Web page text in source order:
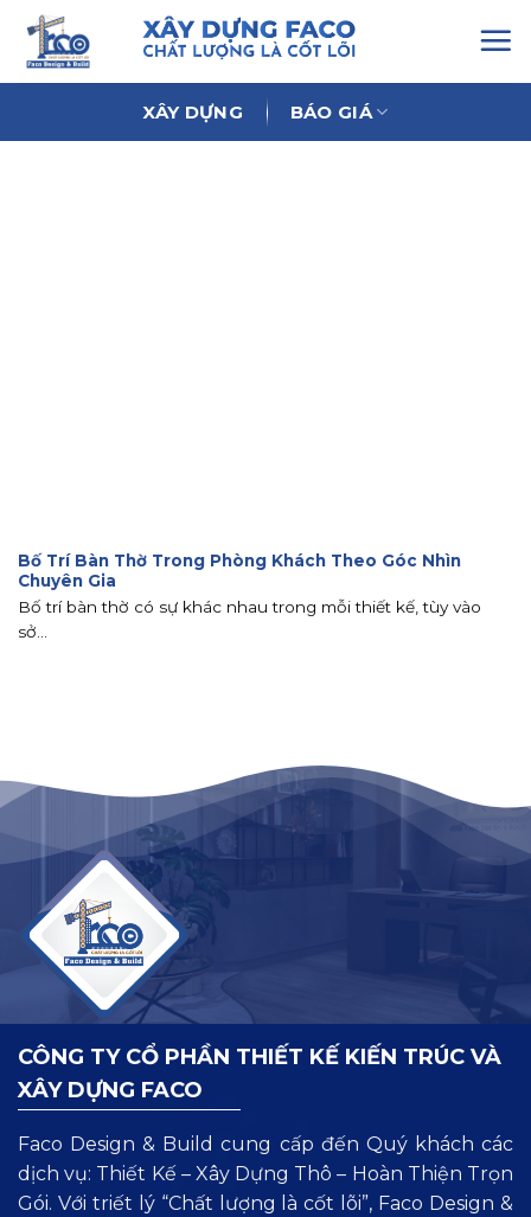
Chuyển
đến
nội
XÂY DỰNG BÁO GIÁ
Bố Trí Bàn Thờ Trong Phòng Khách Theo Góc Nhìn
Chuyên Gia
Bố trí bàn thờ có sự khác nhau trong mỗi thiết kế, tùy vào
sở...
CÔNG TY CỔ PHẦN THIẾT KẾ KIẾN TRÚC VÀ
XÂY DỰNG FACO
Faco Design & Build cung cấp đến Quý khách các
dịch vụ: Thiết Kế – Xây Dựng Thô – Hoàn Thiện Trọn
Gói. Với triết lý “Chất lượng là cốt lõi”, Faco Design &